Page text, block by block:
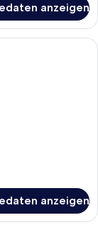
anzeigen
mit Holz-Kopfteil,
anzeigen